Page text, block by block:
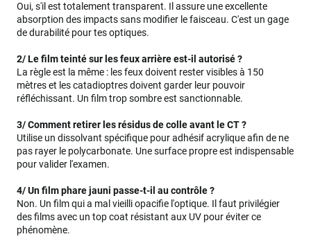
Oui, s'il est totalement transparent. Il assure une excellente
absorption des impacts sans modifier le faisceau. C'est un gage
de durabilité pour tes optiques.
2/ Le film teinté sur les feux arrière est-il autorisé ?
La règle est la même : les feux doivent rester visibles à 150
mètres et les catadioptres doivent garder leur pouvoir
réfléchissant. Un film trop sombre est sanctionnable.
3/ Comment retirer les résidus de colle avant le CT ?
Utilise un dissolvant spécifique pour adhésif acrylique afin de ne
pas rayer le polycarbonate. Une surface propre est indispensable
pour valider l'examen.
4/ Un film phare jauni passe-t-il au contrôle ?
Non. Un film qui a mal vieilli opacifie l'optique. Il faut privilégier
des films avec un top coat résistant aux UV pour éviter ce
phénomène.